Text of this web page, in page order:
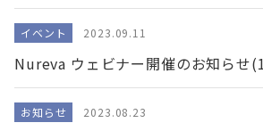
イベント 2023.09.11
Nureva ウェビナー開催のお知らせ
お知らせ 2023.08.23